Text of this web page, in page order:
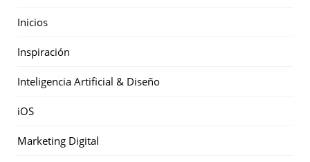
Inicios
Inspiración
Inteligencia Artificial & Diseño
iOS
Marketing Digital